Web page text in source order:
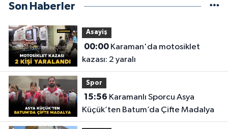
Son Haberler
Asayiş
00:00Karaman'da motosiklet
kazası: 2 yaralı
Spor
15:56
Küçük’ten Batum’da Çifte Madalya